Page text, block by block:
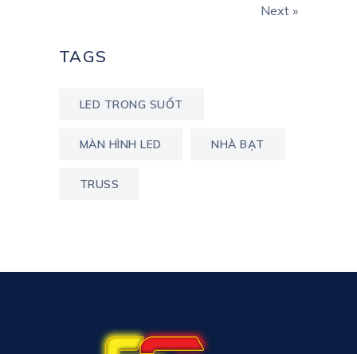
Next »
TAGS
LED TRONG SUỐT
MÀN HÌNH LED NHÀ BẠT
TRUSS